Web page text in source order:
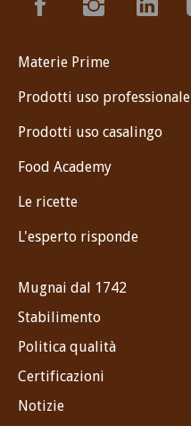
Materie Prime
Prodotti uso professionale
Prodotti uso casalingo
Food Academy
Le ricette
L'esperto risponde
Mugnai dal 1742
Stabilimento
Politica qualità
Certificazioni
Notizie